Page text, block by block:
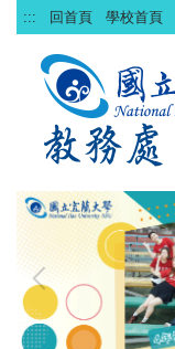
跳
到
::: 回首頁 學校首頁